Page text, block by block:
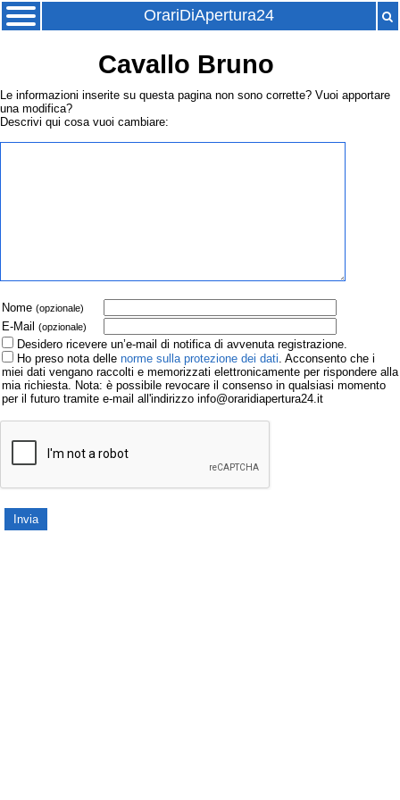
OrariDiApertura24
Cavallo Bruno
Le informazioni inserite su questa pagina non sono corrette? Vuoi apportare
una modifica?
Descrivi qui cosa vuoi cambiare:
Nome (opzionale)
E-Mail (opzionale)
Desidero ricevere un’e-mail di notifica di avvenuta registrazione.
Ho preso nota delle norme sulla protezione dei dati. Acconsento che i
miei dati vengano raccolti e memorizzati elettronicamente per rispondere alla
mia richiesta. Nota: è possibile revocare il consenso in qualsiasi momento
per il futuro tramite e-mail all'indirizzo info@oraridiapertura24.it